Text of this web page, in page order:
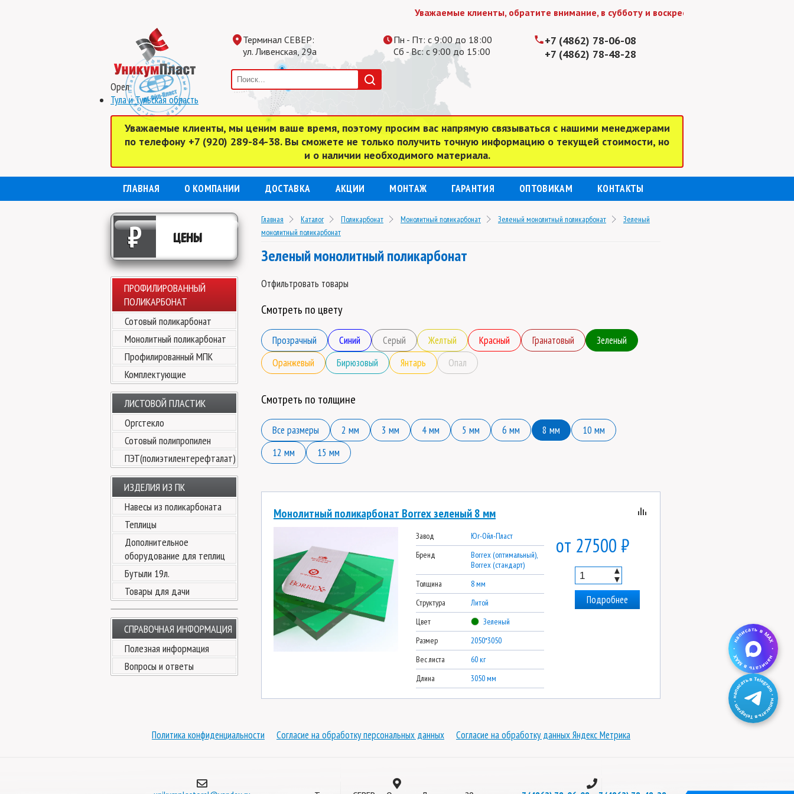
Уважаемые клиенты, обратите внимание, в субботу и воскресенье мы работаем до 15:00
Орел
Тула и Тульская область
Терминал СЕВЕР:
ул. Ливенская, 29а
Пн - Пт: с 9:00 до 18:00
Сб - Вс: с 9:00 до 15:00
+7 (4862) 78-06-08
+7 (4862) 78-48-28
Уважаемые клиенты, мы ценим ваше время, поэтому просим вас напрямую связываться с нашими менеджерами
по телефону +7 (920) 289-84-38. Вы сможете не только получить точную информацию о текущей стоимости, но
и о наличии необходимого материала.
ГЛАВНАЯ О КОМПАНИИ ДОСТАВКА АКЦИИ МОНТАЖ ГАРАНТИЯ ОПТОВИКАМ КОНТАКТЫ
₽ ЦЕНЫ
ПРОФИЛИРОВАННЫЙ
ПОЛИКАРБОНАТ
Сотовый поликарбонат
Монолитный поликарбонат
Профилированный МПК
Комплектующие
ЛИСТОВОЙ ПЛАСТИК
Оргстекло
Сотовый полипропилен
ПЭТ(полиэтилентерефталат)
ИЗДЕЛИЯ ИЗ ПК
Навесы из поликарбоната
Теплицы
Дополнительное
оборудование для теплиц
Бутыли 19л.
Товары для дачи
СПРАВОЧНАЯ ИНФОРМАЦИЯ
Полезная информация
Вопросы и ответы
Главная Каталог Поликарбонат Монолитный поликарбонат Зеленый монолитный поликарбонат
Зеленый
монолитный поликарбонат
Зеленый монолитный поликарбонат
Отфильтровать товары
Смотреть по цвету
Прозрачный Синий Серый Желтый Красный Гранатовый
Зеленый
Оранжевый
Бирюзовый Янтарь Опал
Смотреть по толщине
Все размеры 2 мм 3 мм 4 мм 5 мм 6 мм 8 мм
10 мм
12 мм
15 мм
Монолитный поликарбонат Borrex зеленый 8 мм
Завод
Юг-Ойл-Пласт
Бренд
Borrex (оптимальный),
Borrex (стандарт)
Толщина
8 мм
Структура
Литой
Цвет
Зеленый
Размер
2050*3050
Вес листа
60 кг
Длина
3050 мм
от 27500 ₽
▲
▼
Подробнее
Политика конфиденциальности Согласие на обработку персональных данных Согласие на обработку данных Яндекс Метрика